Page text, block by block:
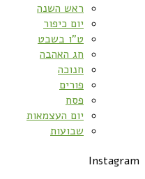
ראש השנה
יום כיפור
ט”ו בשבט
חג האהבה
חנוכה
פורים
פסח
יום העצמאות
שבועות
Instagram